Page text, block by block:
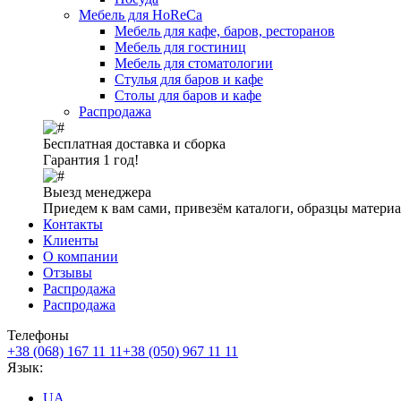
Мебель для HoReCa
Мебель для кафе, баров, ресторанов
Мебель для гостиниц
Мебель для стоматологии
Стулья для баров и кафе
Столы для баров и кафе
Распродажа
Бесплатная доставка и сборка
Гарантия 1 год!
Выезд менеджера
Приедем к вам сами, привезём каталоги, образцы
Контакты
Клиенты
О компании
Отзывы
Распродажа
Распродажа
Телефоны
+38 (068) 167 11 11+38 (050) 967 11 11
Язык:
UA